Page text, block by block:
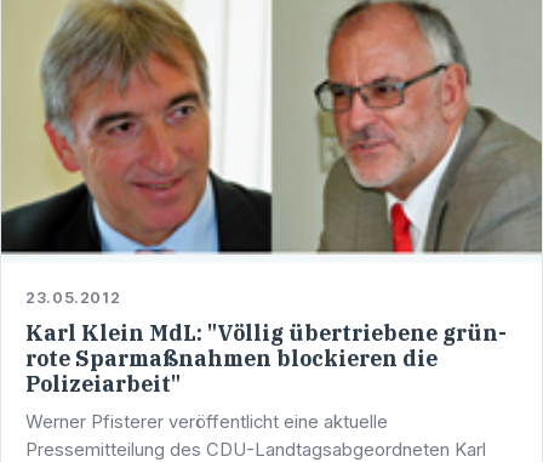
23.05.2012
Karl Klein MdL: "Völlig übertriebene grün-
rote Sparmaßnahmen blockieren die
Polizeiarbeit"
Werner Pfisterer veröffentlicht eine aktuelle
Pressemitteilung des CDU-Landtagsabgeordneten Karl